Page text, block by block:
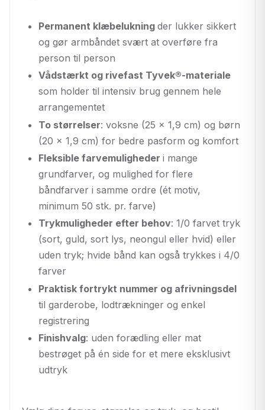
Permanent klæbelukning der lukker sikkert
og gør armbåndet svært at overføre fra
person til person
Vådstærkt og rivefast Tyvek®-materiale
som holder til intensiv brug gennem hele
arrangementet
To størrelser: voksne (25 x 1,9 cm) og børn
(20 x 1,9 cm) for bedre pasform og komfort
Fleksible farvemuligheder i mange
grundfarver, og mulighed for flere
båndfarver i samme ordre (ét motiv,
minimum 50 stk. pr. farve)
Trykmuligheder efter behov: 1/0 farvet tryk
(sort, guld, sort lys, neongul eller hvid) eller
uden tryk; hvide bånd kan også trykkes i 4/0
farver
Praktisk fortrykt nummer og afrivningsdel
til garderobe, lodtrækninger og enkel
registrering
Finishvalg: uden forædling eller mat
bestrøget på én side for et mere eksklusivt
udtryk